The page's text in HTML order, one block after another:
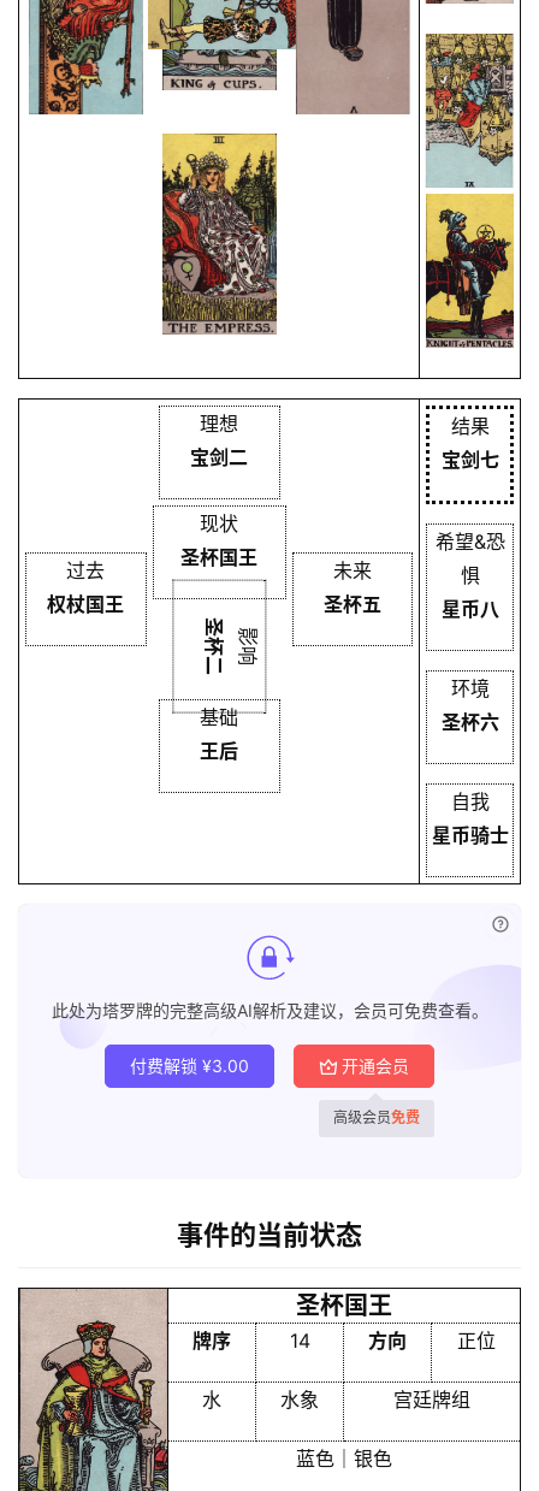
理想
宝剑二
过去
权杖国王
现状
圣杯国王
影响
圣杯二
未来
圣杯五
基础
王后
结果
宝剑七
希望&恐
惧
星币八
环境
圣杯六
自我
星币骑士
此处为塔罗牌的完整高级AI解析及建议，会员可免费查看。
付费解锁 ¥3.00 开通会员
高级会员免费
事件的当前状态
圣杯国王
牌序 14 方向 正位
水 水象 宫廷牌组
蓝色｜银色